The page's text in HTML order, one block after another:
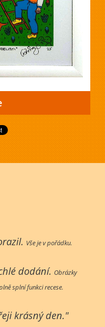
Vše je v pořádku.
dodání. Obrázky
splní funkci recese.
krásný den."